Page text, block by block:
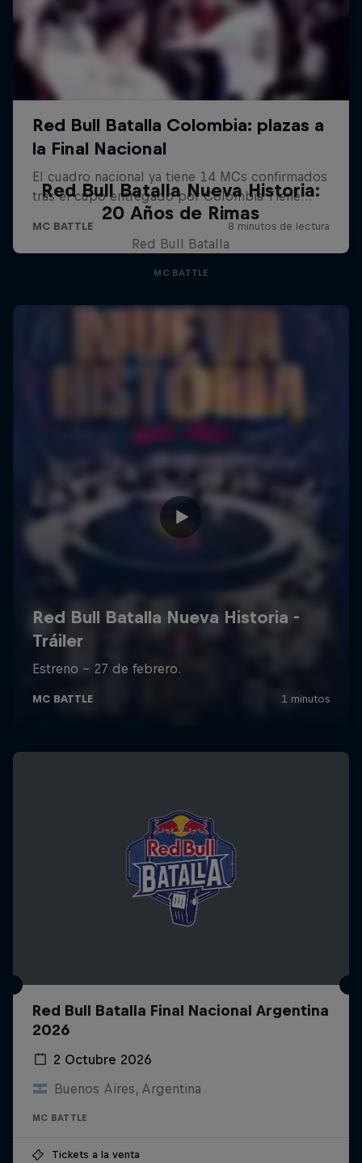
Red Bull Batalla Nueva Historia:
20 Años de Rimas
Red Bull Batalla
MC BATTLE
Red Bull Batalla Final Nacional Argentina
2026
2 Octubre 2026
Buenos Aires, Argentina
MC BATTLE
Tickets a la venta